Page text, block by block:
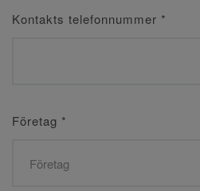
Kontakts telefonnummer *
Företag *